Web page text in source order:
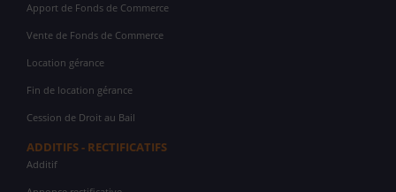
Apport de Fonds de Commerce
Vente de Fonds de Commerce
Location gérance
Fin de location gérance
Cession de Droit au Bail
ADDITIFS - RECTIFICATIFS
Additif